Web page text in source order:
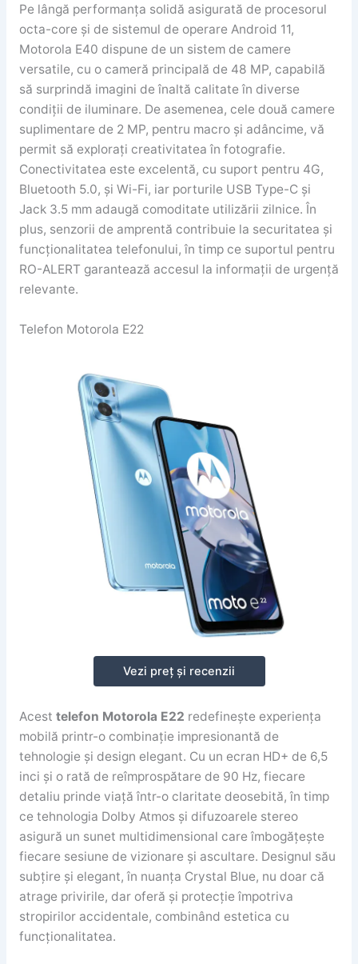
Pe lângă performanța solidă asigurată de procesorul
octa-core și de sistemul de operare Android 11,
Motorola E40 dispune de un sistem de camere
versatile, cu o cameră principală de 48 MP, capabilă
să surprindă imagini de înaltă calitate în diverse
condiții de iluminare. De asemenea, cele două camere
suplimentare de 2 MP, pentru macro și adâncime, vă
permit să explorați creativitatea în fotografie.
Conectivitatea este excelentă, cu suport pentru 4G,
Bluetooth 5.0, și Wi-Fi, iar porturile USB Type-C și
Jack 3.5 mm adaugă comoditate utilizării zilnice. În
plus, senzorii de amprentă contribuie la securitatea și
funcționalitatea telefonului, în timp ce suportul pentru
RO-ALERT garantează accesul la informații de urgență
relevante.
Telefon Motorola E22
Vezi preț și recenzii
Acest telefon Motorola E22 redefinește experiența
mobilă printr-o combinație impresionantă de
tehnologie și design elegant. Cu un ecran HD+ de 6,5
inci și o rată de reîmprospătare de 90 Hz, fiecare
detaliu prinde viață într-o claritate deosebită, în timp
ce tehnologia Dolby Atmos și difuzoarele stereo
asigură un sunet multidimensional care îmbogățește
fiecare sesiune de vizionare și ascultare. Designul său
subțire și elegant, în nuanța Crystal Blue, nu doar că
atrage privirile, dar oferă și protecție împotriva
stropirilor accidentale, combinând estetica cu
funcționalitatea.